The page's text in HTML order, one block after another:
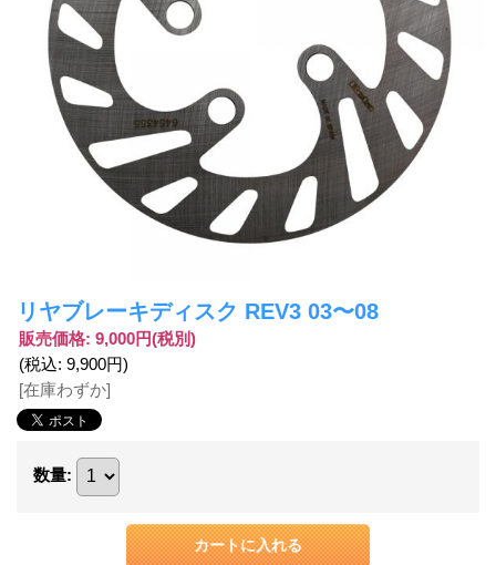
リヤブレーキディスク REV3 03〜08
販売価格: 9,000円(税別)
(税込: 9,900円)
[在庫わずか]
数量: